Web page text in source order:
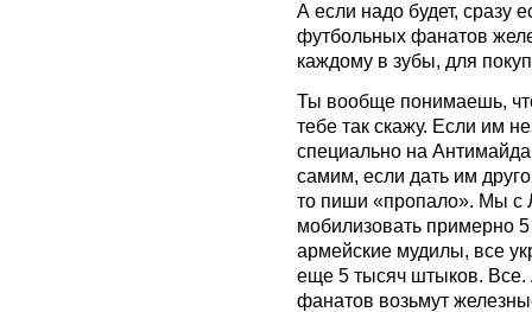
А если надо будет, сразу
футбольных фанатов
каждому в зубы, для
Ты вообще понимаешь,
тебе так скажу. Если им
специально на
самим, если дать им
то пиши «пропало». Мы с
мобилизовать примерно
армейские мудилы, все
еще 5 тысяч штыков. Все.
фанатов возьмут